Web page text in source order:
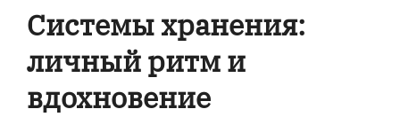
Системы хранения:
личный ритм и
вдохновение